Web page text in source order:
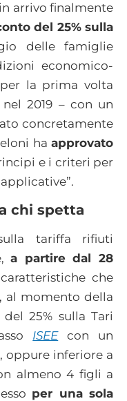
arrivo finalmente
del 25% sulla
delle famiglie
economico-
la prima volta
2019 – con un
concretamente
ha approvato
e i criteri per
chi spetta
tariffa rifiuti
a partire dal 28
che
al momento della
25% sulla Tari
ISEEcon un
, oppure inferiore a
almeno 4 figli a
per una sola